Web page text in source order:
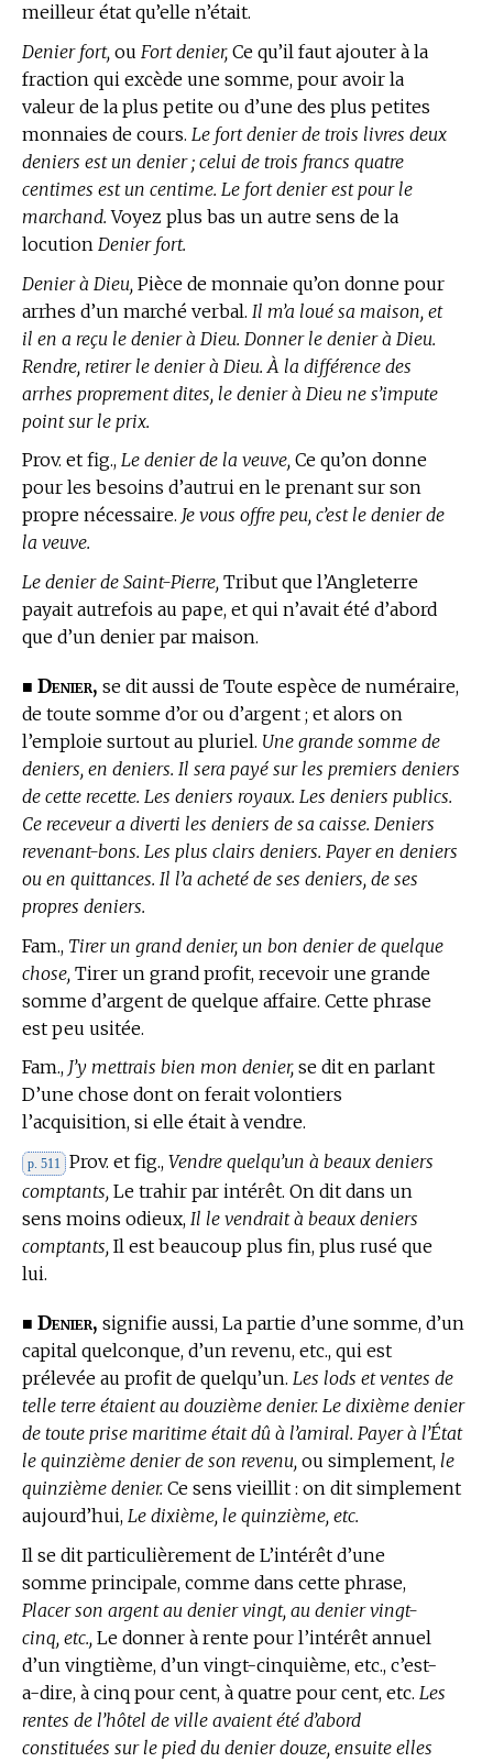
meilleur état qu’elle n’était.
Denier fort, ou Fort denier, Ce qu’il faut ajouter à la
fraction qui excède une somme, pour avoir la
valeur de la plus petite ou d’une des plus petites
monnaies de cours. Le fort denier de trois livres deux
deniers est un denier ; celui de trois francs quatre
centimes est un centime. Le fort denier est pour le
marchand. Voyez plus bas un autre sens de la
locution Denier fort.
Denier à Dieu, Pièce de monnaie qu’on donne pour
arrhes d’un marché verbal. Il m’a loué sa maison, et
il en a reçu le denier à Dieu. Donner le denier à Dieu.
Rendre, retirer le denier à Dieu. À la différence des
arrhes proprement dites, le denier à Dieu ne s’impute
point sur le prix.
Prov. et fig., Le denier de la veuve, Ce qu’on donne
pour les besoins d’autrui en le prenant sur son
propre nécessaire. Je vous offre peu, c’est le denier de
la veuve.
Le denier de Saint-Pierre, Tribut que l’Angleterre
payait autrefois au pape, et qui n’avait été d’abord
que d’un denier par maison.
■ Denier, se dit aussi de Toute espèce de numéraire,
de toute somme d’or ou d’argent ; et alors on
l’emploie surtout au pluriel. Une grande somme de
deniers, en deniers. Il sera payé sur les premiers deniers
de cette recette. Les deniers royaux. Les deniers publics.
Ce receveur a diverti les deniers de sa caisse. Deniers
revenant-bons. Les plus clairs deniers. Payer en deniers
ou en quittances. Il l’a acheté de ses deniers, de ses
propres deniers.
Fam., Tirer un grand denier, un bon denier de quelque
chose, Tirer un grand profit, recevoir une grande
somme d’argent de quelque affaire. Cette phrase
est peu usitée.
Fam., J’y mettrais bien mon denier, se dit en parlant
D’une chose dont on ferait volontiers
l’acquisition, si elle était à vendre.
p. 511 Prov. et fig., Vendre quelqu’un à beaux deniers
comptants, Le trahir par intérêt. On dit dans un
sens moins odieux, Il le vendrait à beaux deniers
comptants, Il est beaucoup plus fin, plus rusé que
lui.
■ Denier, signifie aussi, La partie d’une somme, d’un
capital quelconque, d’un revenu, etc., qui est
prélevée au profit de quelqu’un. Les lods et ventes de
telle terre étaient au douzième denier. Le dixième denier
de toute prise maritime était dû à l’amiral. Payer à l’État
le quinzième denier de son revenu, ou simplement, le
quinzième denier. Ce sens vieillit : on dit simplement
aujourd’hui, Le dixième, le quinzième, etc.
Il se dit particulièrement de L’intérêt d’une
somme principale, comme dans cette phrase,
Placer son argent au denier vingt, au denier vingt-
cinq, etc., Le donner à rente pour l’intérêt annuel
d’un vingtième, d’un vingt-cinquième, etc., c’est-
a-dire, à cinq pour cent, à quatre pour cent, etc. Les
rentes de l’hôtel de ville avaient été d’abord
constituées sur le pied du denier douze, ensuite elles